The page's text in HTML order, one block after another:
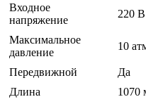
Входное
напряжение
220 В
Максимальное
давление
10
Передвижной
Да
Длина
1070